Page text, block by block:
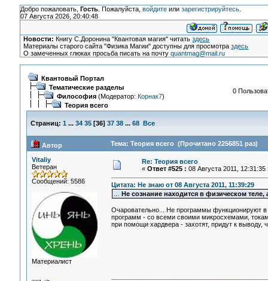
Добро пожаловать, Гость. Пожалуйста, войдитеили зарегистрируйтесь.
07 Августа 2026, 20:40:48
Новости: Книгу С.Доронина "Квантовая магия" читатьздесь
Материалы старого сайта "Физика Магии" доступны для просмотраздесь
О замеченных глюках просьба писать на почтуquantmag@mail.ru
Квантовый Портал
Тематические разделы
Философия(Модератор: Корнак7)
Теория всего
0
Страниц: 1 ... 34 35[36] 37 38 ... 68 Все
Автор Тема: Теория всего (Прочитано 2256851 раз)
Vitaliy
Ветеран
Сообщений: 5586
Материалист
Re: Теория всего
« Ответ #525 : 08 Августа 2011, 12:31:35
Цитата: Не знаю от 08 Августа 2011, 11:39:29
Не сознание находится в физическом
Очаровательно... Не программы функционируют
программ - со всеми своими микросхемами,
при помощи хардвера - захотят, придут к выводу,